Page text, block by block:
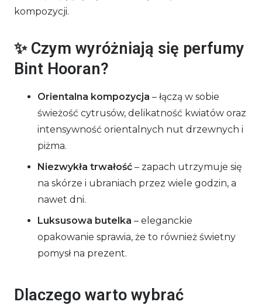
kompozycji.
✨ Czym wyróżniają się perfumy
Bint Hooran?
Orientalna kompozycja – łączą w sobie
świeżość cytrusów, delikatność kwiatów oraz
intensywność orientalnych nut drzewnych i
piżma.
Niezwykła trwałość – zapach utrzymuje się
na skórze i ubraniach przez wiele godzin, a
nawet dni.
Luksusowa butelka – eleganckie
opakowanie sprawia, że to również świetny
pomysł na prezent.
Dlaczego warto wybrać